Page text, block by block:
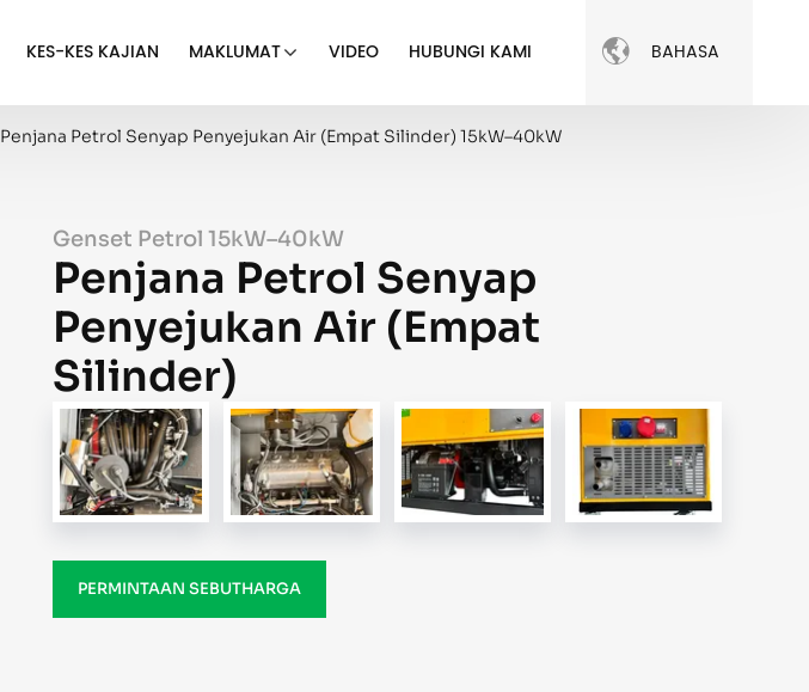
 BAHASA
KES-KES KAJIAN MAKLUMAT VIDEO HUBUNGI KAMI
Penjana Petrol Senyap Penyejukan Air (Empat Silinder) 15kW–40kW
Genset Petrol 15kW–40kW
Penjana Petrol Senyap
Penyejukan Air (Empat
Silinder)
PERMINTAAN SEBUTHARGA